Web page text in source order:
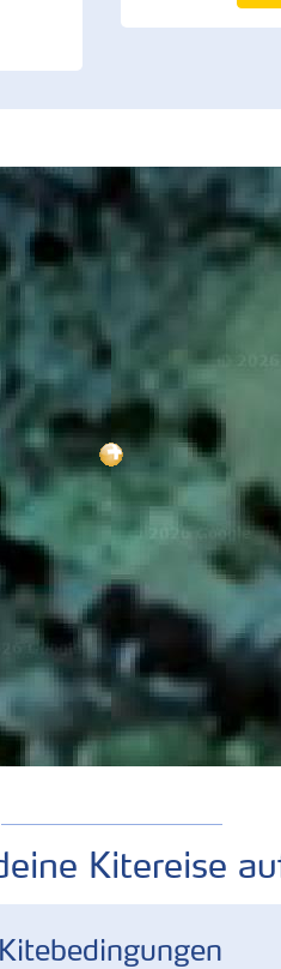
Kitereise